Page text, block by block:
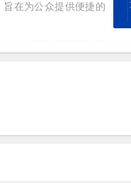
在为公众提供便捷的
该文件库收录了国务